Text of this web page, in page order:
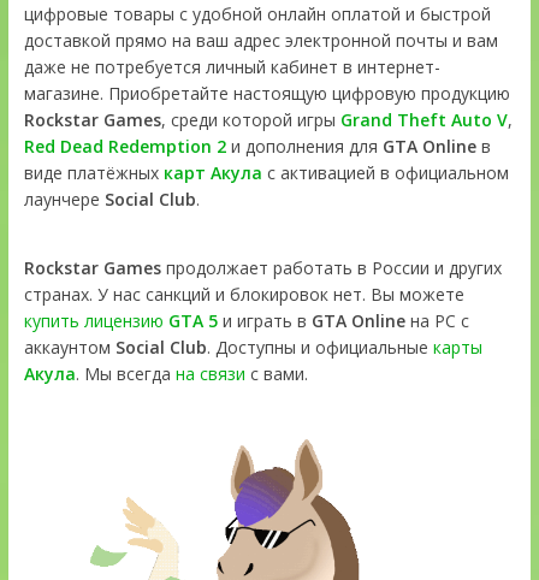
цифровые товары с удобной онлайн оплатой и быстрой
доставкой прямо на ваш адрес электронной почты и вам
даже не потребуется личный кабинет в интернет-
магазине. Приобретайте настоящую цифровую продукцию
Rockstar Games, среди которой игры Grand Theft Auto V,
Red Dead Redemption 2и дополнения для GTA Onlineв
виде платёжных карт Акула с активацией в официальном
лаунчере Social Club.
Rockstar Gamesпродолжает работать в России и других
странах. У нас санкций и блокировок нет. Вы можете
купить лицензию GTA 5и играть в GTA Onlineна PC с
аккаунтом Social Club. Доступны и официальные карты
Акула. Мы всегда на связи с вами.